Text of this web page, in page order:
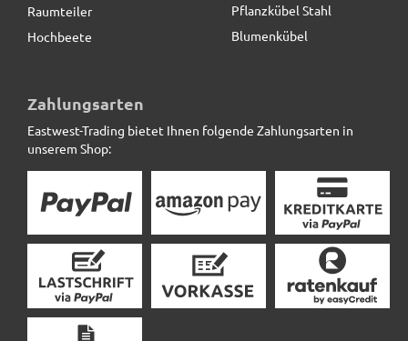
Raumteiler
Hochbeete
Pflanzkübel Stahl
Blumenkübel
Zahlungsarten
Eastwest-Trading bietet Ihnen folgende Zahlungsarten in
unserem Shop: